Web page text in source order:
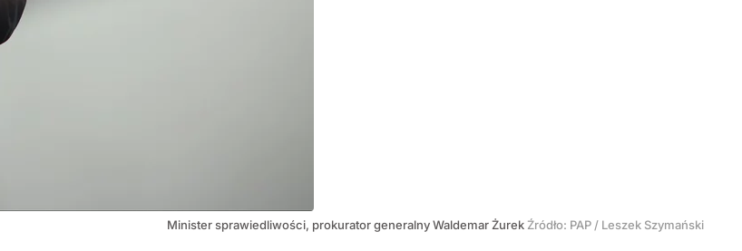
Minister sprawiedliwości, prokurator generalny Waldemar Żurek Źródło: PAP / Leszek Szymański